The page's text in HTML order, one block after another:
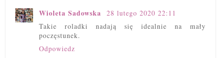
Wioleta Sadowska
28 lutego 2020 22:11
Takie roladki nadają się idealnie na mały
poczęstunek.
Odpowiedz